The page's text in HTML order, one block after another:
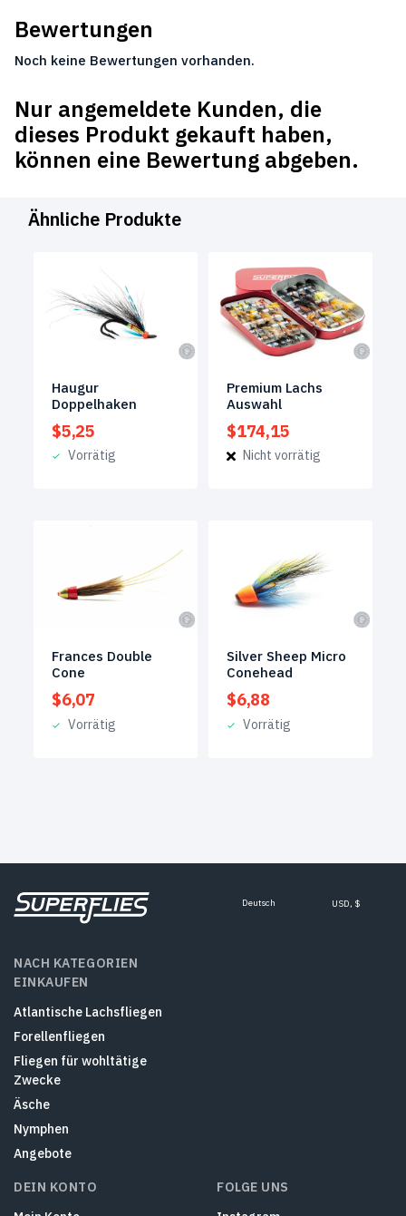
Bewertungen
Noch keine Bewertungen vorhanden.
Nur angemeldete Kunden, die
dieses Produkt gekauft haben,
können eine Bewertung abgeben.
Ähnliche Produkte
Haugur
Doppelhaken
$5,25
Vorrätig
Premium Lachs
Auswahl
$174,15
Nicht vorrätig
Frances Double
Cone
$6,07
Vorrätig
Silver Sheep Micro
Conehead
$6,88
Vorrätig
Deutsch USD, $
NACH KATEGORIEN
EINKAUFEN
Atlantische Lachsfliegen
Forellenfliegen
Fliegen für wohltätige
Zwecke
Äsche
Nymphen
Angebote
DEIN KONTO
FOLGE UNS